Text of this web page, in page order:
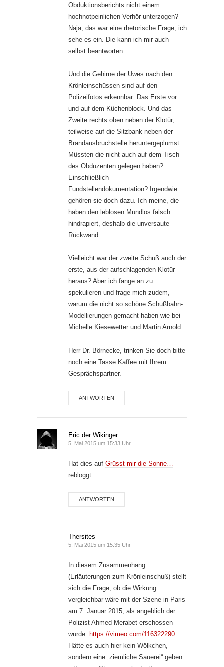
Obduktionsberichts nicht einem
hochnotpeinlichen Verhör unterzogen?
Naja, das war eine rhetorische Frage, ich
sehe es ein. Die kann ich mir auch
selbst beantworten.
Und die Gehirne der Uwes nach den
Krönleinschüssen sind auf den
Polizeifotos erkennbar: Das Erste vor
und auf dem Küchenblock. Und das
Zweite rechts oben neben der Klotür,
teilweise auf die Sitzbank neben der
Brandausbruchstelle heruntergeplumst.
Müssten die nicht auch auf dem Tisch
des Obduzenten gelegen haben?
Einschließlich
Fundstellendokumentation? Irgendwie
gehören sie doch dazu. Ich meine, die
haben den leblosen Mundlos falsch
hindrapiert, deshalb die unversaute
Rückwand.
Vielleicht war der zweite Schuß auch der
erste, aus der aufschlagenden Klotür
heraus? Aber ich fange an zu
spekulieren und frage mich zudem,
warum die nicht so schöne Schußbahn-
Modellierungen gemacht haben wie bei
Michelle Kiesewetter und Martin Arnold.
Herr Dr. Börnecke, trinken Sie doch bitte
noch eine Tasse Kaffee mit Ihrem
Gesprächspartner.
ANTWORTEN
Eric der Wikinger
5. Mai 2015 um 15:33 Uhr
Hat dies auf Grüsst mir die Sonne…
rebloggt.
ANTWORTEN
Thersites
5. Mai 2015 um 15:35 Uhr
In diesem Zusammenhang
(Erläuterungen zum Krönleinschuß) stellt
sich die Frage, ob die Wirkung
vergleichbar wäre mit der Szene in Paris
am 7. Januar 2015, als angeblich der
Polizist Ahmed Merabet erschossen
wurde: https://vimeo.com/116322290
Hätte es auch hier kein Wölkchen,
sondern eine „ziemliche Sauerei“ geben